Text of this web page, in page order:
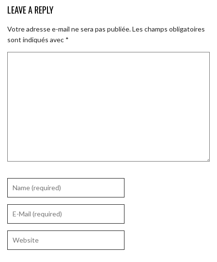
LEAVE A REPLY
Votre adresse e-mail ne sera pas publiée.Les champs obligatoires
sont indiqués avec *